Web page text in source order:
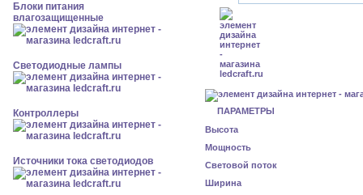
Блоки питания
влагозащищенные
Светодиодные лампы
Контроллеры
Источники тока светодиодов
ПАРАМЕТРЫ
Высота
Мощность
Световой поток
Ширина